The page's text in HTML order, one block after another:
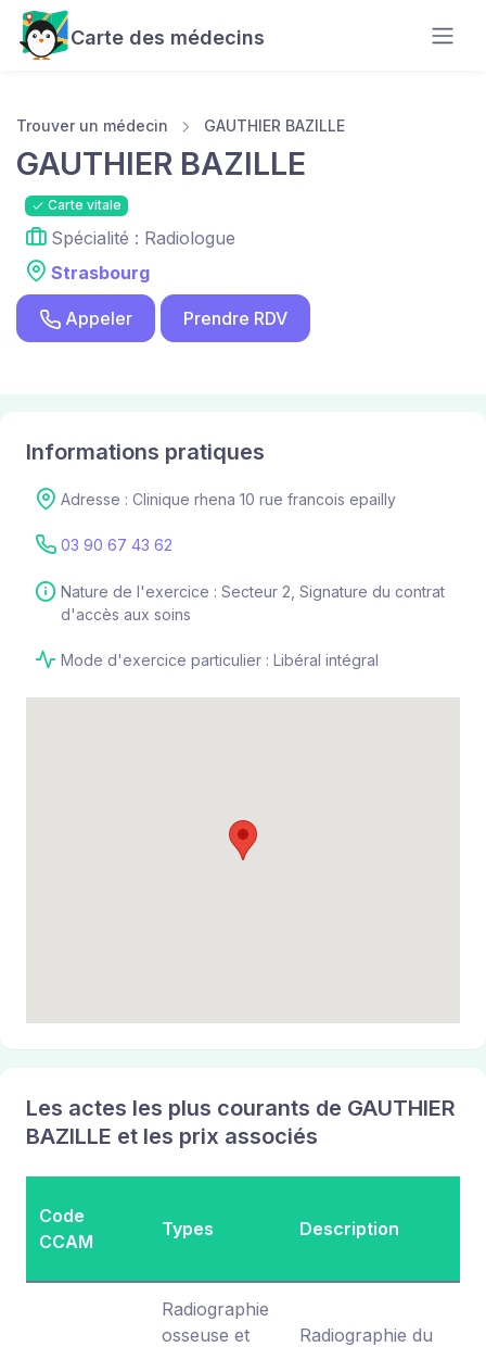
Carte des médecins
Trouver un médecin GAUTHIER BAZILLE
GAUTHIER BAZILLE
Carte vitale
Spécialité : Radiologue
Strasbourg
Appeler Prendre RDV
Informations pratiques
Adresse : Clinique rhena 10 rue francois epailly
03 90 67 43 62
Nature de l'exercice : Secteur 2, Signature du contrat
d'accès aux soins
Mode d'exercice particulier : Libéral intégral
Les actes les plus courants de GAUTHIER
BAZILLE et les prix associés
Code
CCAM
Types Description
Radiographie
osseuse et
Radiographie du